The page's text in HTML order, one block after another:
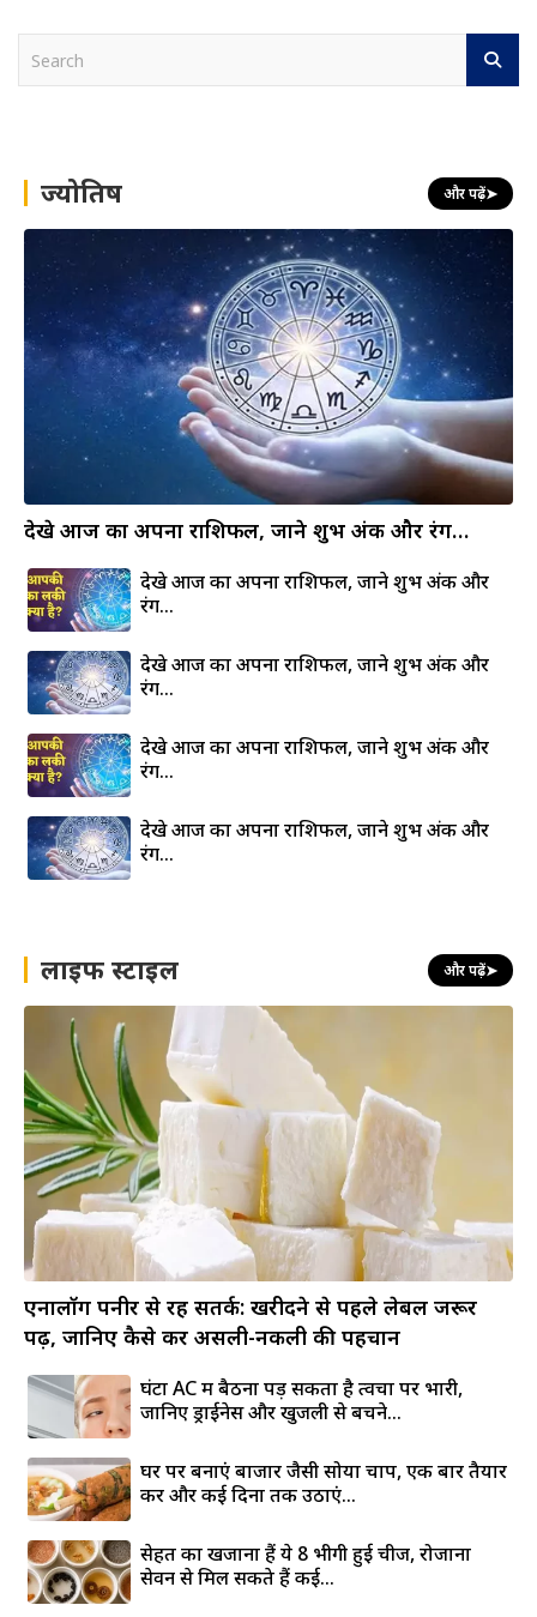
h ज्योतिष और पढ़ें➤
देखे आज का अपना राशिफल, जाने शुभ अंक और रंग…
देखे आज का अपना राशिफल, जाने शुभ अंक और
रंग…
देखे आज का अपना राशिफल, जाने शुभ अंक और
रंग…
देखे आज का अपना राशिफल, जाने शुभ अंक और
रंग…
देखे आज का अपना राशिफल, जाने शुभ अंक और
रंग…
लाइफ स्टाइल और पढ़ें➤
एनालॉग पनीर से रहें सतर्क: खरीदने से पहले लेबल जरूर
पढ़ें, जानिए कैसे करें असली-नकली की पहचान
घंटों AC में बैठना पड़ सकता है त्वचा पर भारी,
जानिए ड्राईनेस और खुजली से बचने...
घर पर बनाएं बाजार जैसी सोया चाप, एक बार तैयार
करें और कई दिनों तक उठाएं...
सेहत का खजाना हैं ये 8 भीगी हुई चीजें, रोजाना
सेवन से मिल सकते हैं कई...